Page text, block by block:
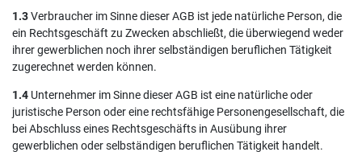
1.3Verbraucher im Sinne dieser AGB ist jede natürliche Person, die
ein Rechtsgeschäft zu Zwecken abschließt, die überwiegend weder
ihrer gewerblichen noch ihrer selbständigen beruflichen Tätigkeit
zugerechnet werden können.
1.4 Unternehmer im Sinne dieser AGB ist eine natürliche oder
juristische Person oder eine rechtsfähige Personengesellschaft, die
bei Abschluss eines Rechtsgeschäfts in Ausübung ihrer
gewerblichen oder selbständigen beruflichen Tätigkeit handelt.